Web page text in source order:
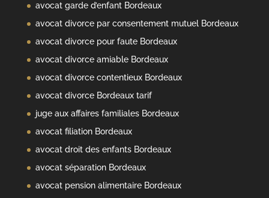
avocat garde d’enfant Bordeaux
avocat divorce par consentement mutuel Bordeaux
avocat divorce pour faute Bordeaux
avocat divorce amiable Bordeaux
avocat divorce contentieux Bordeaux
avocat divorce Bordeaux tarif
juge aux affaires familiales Bordeaux
avocat filiation Bordeaux
avocat droit des enfants Bordeaux
avocat séparation Bordeaux
avocat pension alimentaire Bordeaux